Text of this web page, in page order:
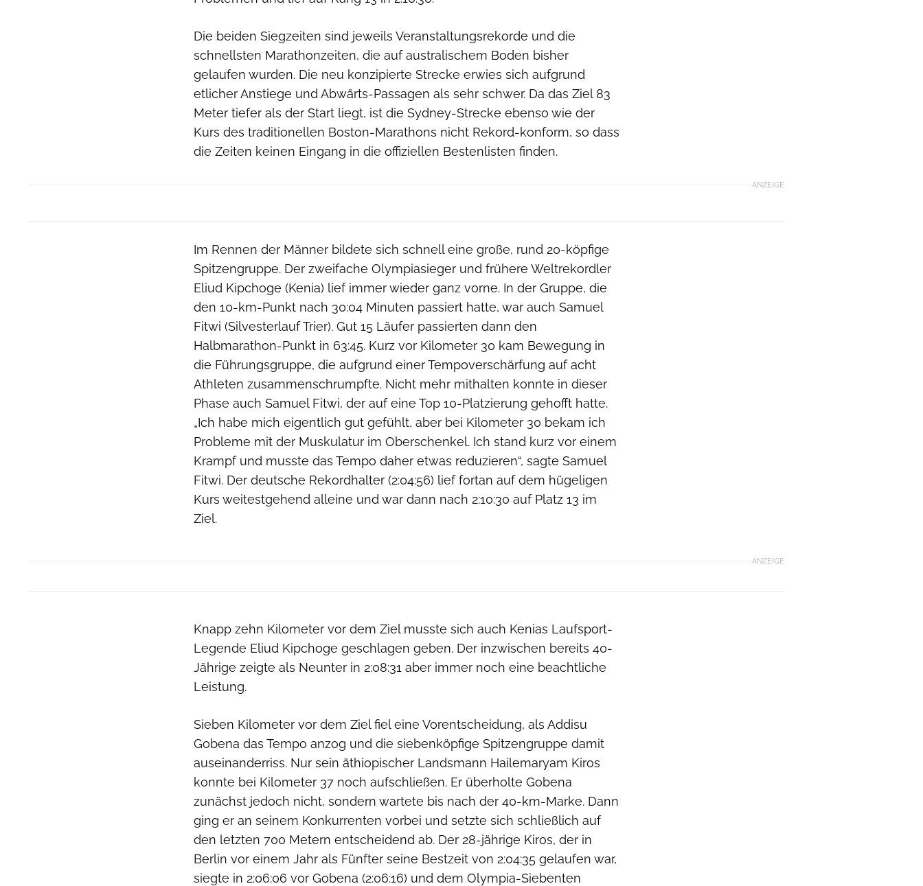
Die beiden Siegzeiten sind jeweils Veranstaltungsrekorde und die
schnellsten Marathonzeiten, die auf australischem Boden bisher
gelaufen wurden. Die neu konzipierte Strecke erwies sich aufgrund
etlicher Anstiege und Abwärts-Passagen als sehr schwer. Da das Ziel 83
Meter tiefer als der Start liegt, ist die Sydney-Strecke ebenso wie der
Kurs des traditionellen Boston-Marathons nicht Rekord-konform, so dass
die Zeiten keinen Eingang in die offiziellen Bestenlisten finden.
ANZEIGE
Im Rennen der Männer bildete sich schnell eine große, rund 20-köpfige
Spitzengruppe. Der zweifache Olympiasieger und frühere Weltrekordler
Eliud Kipchoge (Kenia) lief immer wieder ganz vorne. In der Gruppe, die
den 10-km-Punkt nach 30:04 Minuten passiert hatte, war auch Samuel
Fitwi (Silvesterlauf Trier). Gut 15 Läufer passierten dann den
Halbmarathon-Punkt in 63:45. Kurz vor Kilometer 30 kam Bewegung in
die Führungsgruppe, die aufgrund einer Tempoverschärfung auf acht
Athleten zusammenschrumpfte. Nicht mehr mithalten konnte in dieser
Phase auch Samuel Fitwi, der auf eine Top 10-Platzierung gehofft hatte.
„Ich habe mich eigentlich gut gefühlt, aber bei Kilometer 30 bekam ich
Probleme mit der Muskulatur im Oberschenkel. Ich stand kurz vor einem
Krampf und musste das Tempo daher etwas reduzieren“, sagte Samuel
Fitwi. Der deutsche Rekordhalter (2:04:56) lief fortan auf dem hügeligen
Kurs weitestgehend alleine und war dann nach 2:10:30 auf Platz 13 im
Ziel.
ANZEIGE
Knapp zehn Kilometer vor dem Ziel musste sich auch Kenias Laufsport-
Legende Eliud Kipchoge geschlagen geben. Der inzwischen bereits 40-
Jährige zeigte als Neunter in 2:08:31 aber immer noch eine beachtliche
Leistung.
Sieben Kilometer vor dem Ziel fiel eine Vorentscheidung, als Addisu
Gobena das Tempo anzog und die siebenköpfige Spitzengruppe damit
auseinanderriss. Nur sein äthiopischer Landsmann Hailemaryam Kiros
konnte bei Kilometer 37 noch aufschließen. Er überholte Gobena
zunächst jedoch nicht, sondern wartete bis nach der 40-km-Marke. Dann
ging er an seinem Konkurrenten vorbei und setzte sich schließlich auf
den letzten 700 Metern entscheidend ab. Der 28-jährige Kiros, der in
Berlin vor einem Jahr als Fünfter seine Bestzeit von 2:04:35 gelaufen war,
siegte in 2:06:06 vor Gobena (2:06:16) und dem Olympia-Siebenten